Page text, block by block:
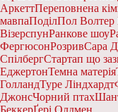
АркеттПереповнена
мавпаПоділПол Волтер
ВізерспунРанкове шоу
ФергюсонРозривСара
СпілбергСтартап що
ЕджертонТемна матерія
ГолландТуре Ліндхардт
ДжонсЧорний птах